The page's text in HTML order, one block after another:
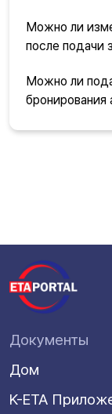
Можно ли
после подачи
Можно ли
бронирования
Документы
Дом
K-ETA